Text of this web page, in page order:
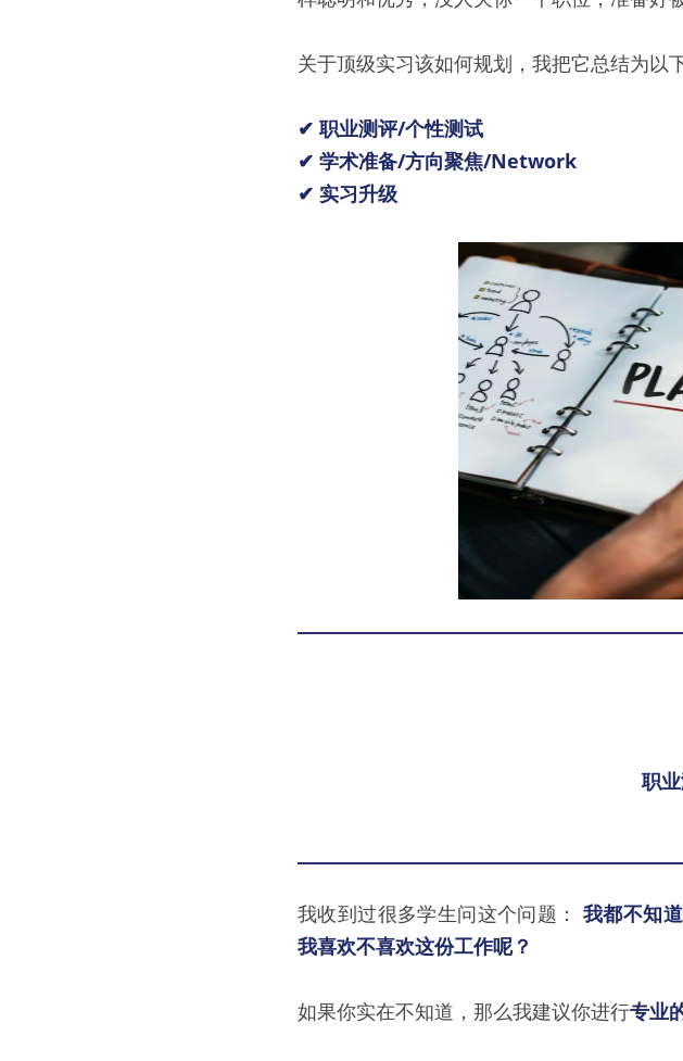
关于顶级实习该如何规划，我把它总结为以
✔ 职业测评/个性测试
✔ 学术准备/方向聚焦/Network
✔ 实习升级
职
我收到过很多学生问这个问题： 我都不知
我喜欢不喜欢这份工作呢？
如果你实在不知道，那么我建议你进行专业